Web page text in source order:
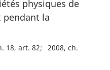
physiques de
pendant la
18, art. 82
2008, ch.